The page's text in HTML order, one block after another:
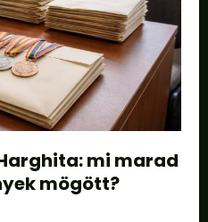
mi marad
mögött?